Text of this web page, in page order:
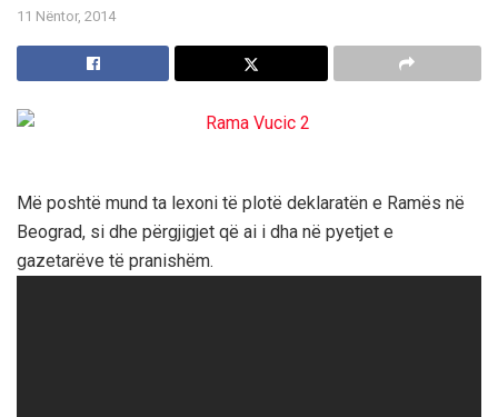
11 Nëntor, 2014
Më poshtë mund ta lexoni të plotë deklaratën e Ramës në
Beograd, si dhe përgjigjet që ai i dha në pyetjet e
gazetarëve të pranishëm.